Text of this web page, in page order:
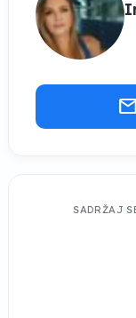
mail
SADRŽAJ